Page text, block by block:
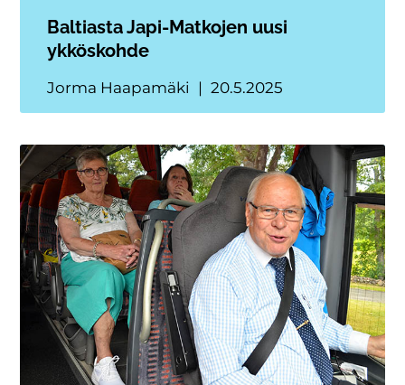
Baltiasta Japi-Matkojen uusi
ykköskohde
Jorma Haapamäki 20.5.2025